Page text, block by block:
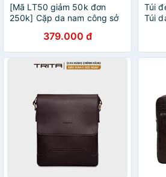
[Mã LT50 giảm 50k đơn
250k] Cặp da nam công sở
379.000 đ
Túi
Túi